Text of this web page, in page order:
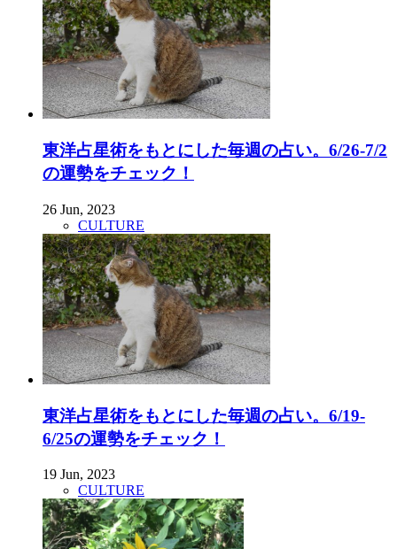
東洋占星術をもとにした毎週の占い。6/26-7/2
の運勢をチェック！
26 Jun, 2023
CULTURE
東洋占星術をもとにした毎週の占い。6/19-
6/25の運勢をチェック！
19 Jun, 2023
CULTURE